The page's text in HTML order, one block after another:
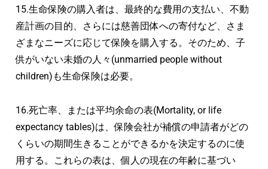
15.生命保険の購入者は、最終的な費用の支払い、不動
産計画の目的、さらには慈善団体への寄付など、さま
ざまなニーズに応じて保険を購入する。そのため、子
供がいない未婚の人々(unmarried people without
children)も生命保険は必要。
16.死亡率、または平均余命の表(Mortality, or life
expectancy tables)は、保険会社が補償の申請者がどの
くらいの期間生きることができるかを決定するのに使
用する。これらの表は、個人の現在の年齢に基づい